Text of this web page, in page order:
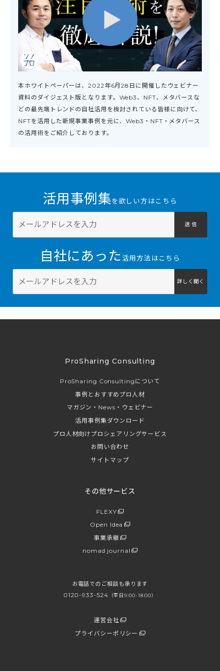
本ホワイトペーパーは、2022年6月28日に開催したウェビナー
資料のダイジェスト版となります。Web3、NFT、メタバースな
どの最先端トレンドの自社活用を検討されている皆様に向けて、
NFTを活用した新規事業事例を元に、Web3・NFT・メタバース
の活用術をご紹介しております。
活用事例集を欲しい方はこちら
送 信
自社にあった 活用方法はこちら
詳しく聞く
ProSharing Consulting
ProSharing Consultingについて
事例とおすすめプロ人材
マガジン・News・ウェビナー
活用事例集ダウンロード
プロ人材向けプロシェアリングサービス
お問い合わせ
サイトマップ
その他サービス
FLEXY
Open Idea
事業承継
nomad journal
お電話でのご相談も承ります
0120-933-524 （平日9:00-18:00）
運営会社
プライバシーポリシー